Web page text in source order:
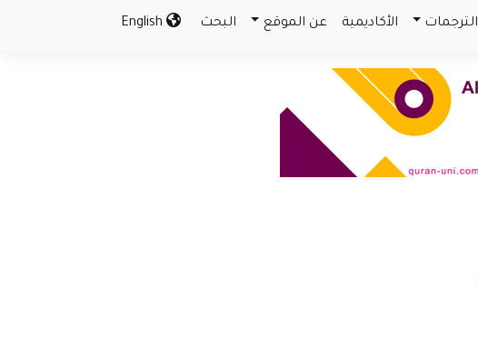
الترجمات الأكاديمية عن الموقع البحث